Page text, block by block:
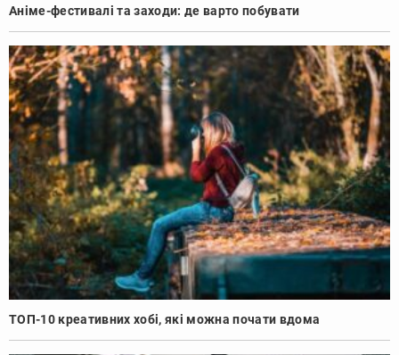
Аніме-фестивалі та заходи: де варто побувати
ТОП-10 креативних хобі, які можна почати вдома